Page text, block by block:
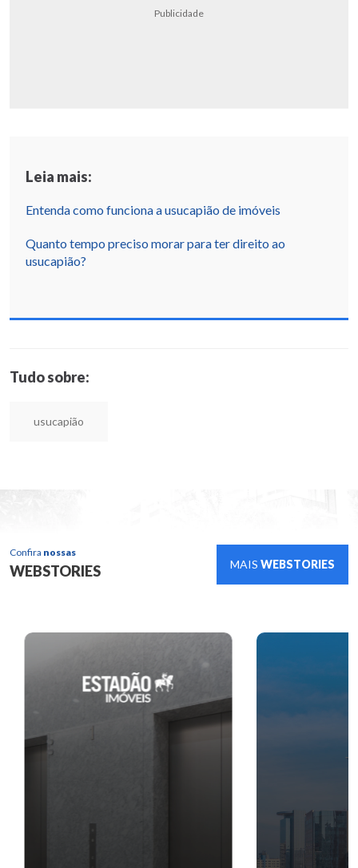
Publicidade
Leia mais:
Entenda como funciona a usucapião de imóveis
Quanto tempo preciso morar para ter direito ao
usucapião?
Tudo sobre:
usucapião
Confira nossas
WEBSTORIES MAIS WEBSTORIES